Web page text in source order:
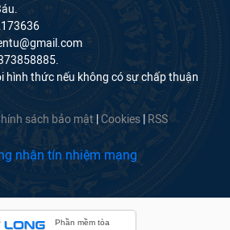
hình thức nếu không có sự chấp thuận
sách bảo mật Cookies RSS
Phần mềm tòa